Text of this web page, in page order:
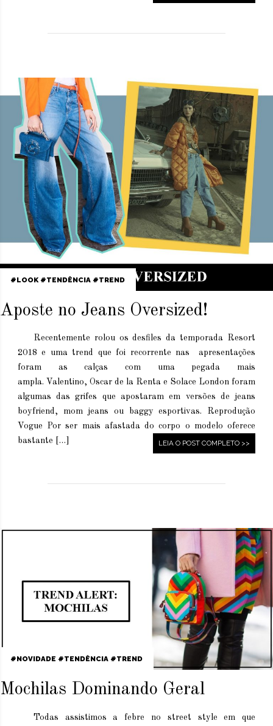
LOOK TENDÊNCIA TREND
Aposte no Jeans Oversized!
Recentemente rolou os desfiles da temporada Resort
2018 e uma trend que foi recorrente nas apresentações
foram as calças com uma pegada mais
ampla. Valentino, Oscar de la Renta e Solace London foram
algumas das grifes que apostaram em versões de jeans
boyfriend, mom jeans ou baggy esportivas. Reprodução
Vogue Por ser mais afastada do corpo o modelo oferece
bastante […]
LEIA O POST COMPLETO >>
NOVIDADE TENDÊNCIA TREND
Mochilas Dominando Geral
Todas assistimos a febre no street style em que